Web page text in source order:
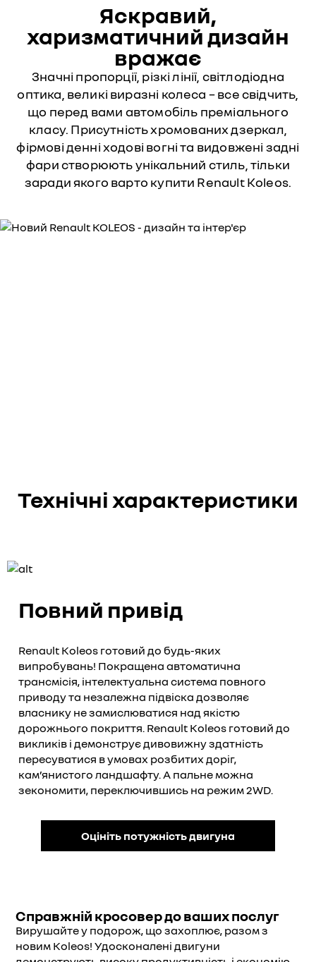
Яскравий,
харизматичний дизайн
вражає
Значні пропорції, різкі лінії, світлодіодна
оптика, великі виразні колеса – все свідчить,
що перед вами автомобіль преміального
класу. Присутність хромованих дзеркал,
фірмові денні ходові вогні та видовжені задні
фари створюють унікальний стиль, тільки
заради якого варто купити Renault Koleos.
Технічні характеристики
Повний привід
Renault Koleos готовий до будь-яких
випробувань! Покращена автоматична
трансмісія, інтелектуальна система повного
приводу та незалежна підвіска дозволяє
власнику не замислюватися над якістю
дорожнього покриття. Renault Koleos готовий до
викликів і демонструє дивовижну здатність
пересуватися в умовах розбитих доріг,
кам’янистого ландшафту. А пальне можна
зекономити, переключившись на режим 2WD.
Оцініть потужність двигуна
Справжній кросовер до ваших послуг
Вирушайте у подорож, що захоплює, разом з
новим Koleos! Удосконалені двигуни